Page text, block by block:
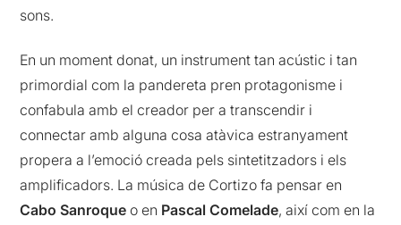
sons.
En un moment donat, un instrument tan acústic i tan
primordial com la pandereta pren protagonisme i
confabula amb el creador per a transcendir i
connectar amb alguna cosa atàvica estranyament
propera a l’emoció creada pels sintetitzadors i els
amplificadors. La música de Cortizo fa pensar en
Cabo Sanroque o en Pascal Comelade, així com en la